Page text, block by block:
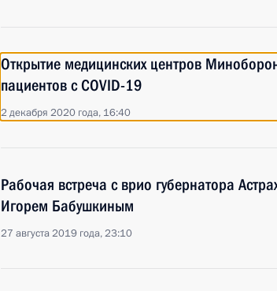
Открытие медицинских центров
пациентов с COVID-19
2 декабря 2020 года, 16:40
Рабочая встреча с врио губернатора
Игорем Бабушкиным
27 августа 2019 года, 23:10